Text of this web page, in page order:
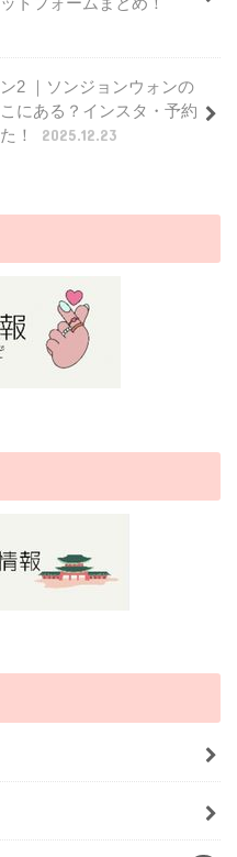
2 ｜ソンジョンウォンの
にある？インスタ・予約
！
2025.12.23